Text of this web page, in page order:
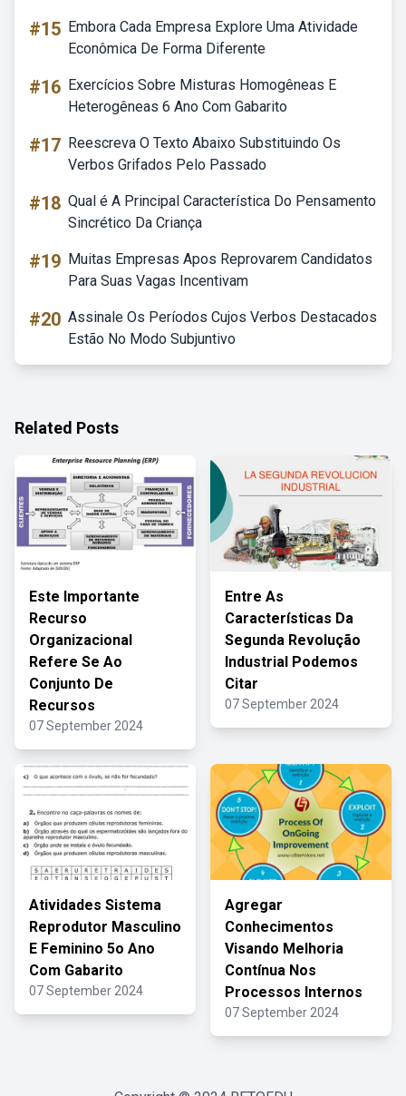
#15 Embora Cada Empresa Explore Uma Atividade
Econômica De Forma Diferente
#16 Exercícios Sobre Misturas Homogêneas E
Heterogêneas 6 Ano Com Gabarito
#17 Reescreva O Texto Abaixo Substituindo Os
Verbos Grifados Pelo Passado
#18 Qual é A Principal Característica Do Pensamento
Sincrético Da Criança
#19 Muitas Empresas Apos Reprovarem Candidatos
Para Suas Vagas Incentivam
#20 Assinale Os Períodos Cujos Verbos Destacados
Estão No Modo Subjuntivo
Related Posts
Este Importante
Recurso
Organizacional
Refere Se Ao
Conjunto De
Recursos
07 September 2024
Entre As
Características Da
Segunda Revolução
Industrial Podemos
Citar
07 September 2024
Atividades Sistema
Reprodutor Masculino
E Feminino 5o Ano
Com Gabarito
07 September 2024
Agregar
Conhecimentos
Visando Melhoria
Contínua Nos
Processos Internos
07 September 2024